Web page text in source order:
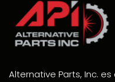
Alternative Parts, Inc.